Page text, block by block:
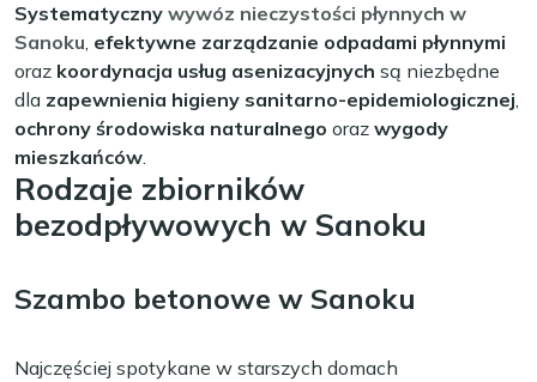
Systematyczny wywóz nieczystości płynnych w
Sanoku, efektywne zarządzanie odpadami płynnymi
oraz koordynacja usług asenizacyjnych są niezbędne
dla zapewnienia higieny sanitarno-epidemiologicznej,
ochrony środowiska naturalnego oraz wygody
mieszkańców.
Rodzaje zbiorników
bezodpływowych w Sanoku
Szambo betonowe w Sanoku
Najczęściej spotykane w starszych domach